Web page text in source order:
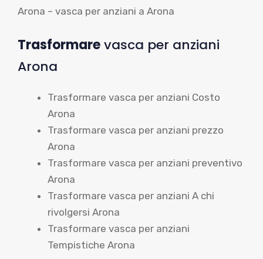
Arona – vasca per anziani a Arona
Trasformarevasca per anziani
Arona
Trasformare vasca per anziani Costo
Arona
Trasformare vasca per anziani prezzo
Arona
Trasformare vasca per anziani preventivo
Arona
Trasformare vasca per anziani A chi
rivolgersi Arona
Trasformare vasca per anziani
Tempistiche Arona